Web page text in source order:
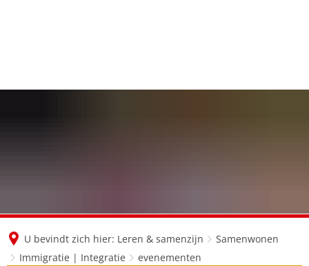
de
U bevindt zich hier: Leren & samenzijn
Samenwonen
Immigratie | Integratie
evenementen